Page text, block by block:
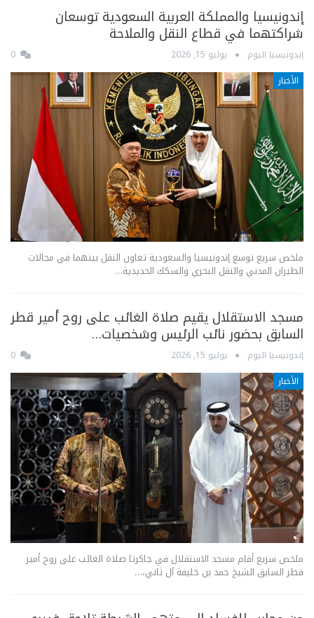
إندونيسيا والمملكة العربية السعودية توسعان
شراكتهما في قطاع النقل والملاحة
إندونيسيا اليوم يوليو 15, 2026
الأخبار
ملخص سريع توسع إندونيسيا والسعودية تعاون النقل بينهما في مجالات
الطيران المدني والنقل البحري والسكك الحديدية…
مسجد الاستقلال يقيم صلاة الغائب على روح أمير قطر
السابق بحضور نائب الرئيس وشخصيات…
إندونيسيا اليوم يوليو 15, 2026
الأخبار
ملخص سريع أقام مسجد الاستقلال في جاكرتا صلاة الغائب على روح أمير
قطر السابق الشيخ حمد بن خليفة آل ثاني،…